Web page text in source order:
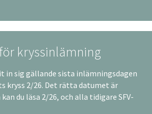
kryssinlämning
in sig gällande sista inlämningsdagen
kryss 2/26. Det rätta datumet är
du läsa 2/26, och alla tidigare SFV-